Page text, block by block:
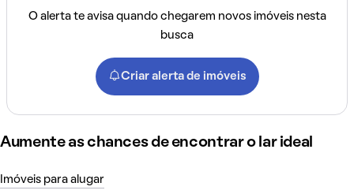
O alerta te avisa quando chegarem novos imóveis nesta
busca
Criar alerta de imóveis
Aumente as chances de encontrar o lar ideal
Imóveis para alugar